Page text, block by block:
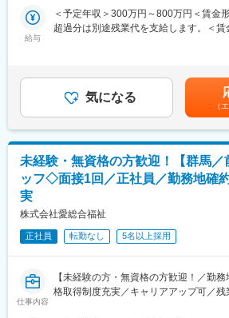
CADCAMなどの最新設備を活用した研
関われる点が特徴です。
・ご来社いただいた方やご自宅訪問での
・既成品やオーダーメイド義肢装具の研
・3DプリンターやCADCAM、
り
・AIを活用したシステム開発や業務効率
■扱うサービス
開発、既製品の改良
現場スタッフ、設計・開発担当、サポー
最新設備と技術を用いたモノづくりに
発やシステム構築にも挑戦できる環境
給与
＜予定年収＞300万円～800万円＜賃金
超過分は別途残業代を支給します。＜
気になる
（
未経験・無資格の方歓迎！【群馬／
ッフ◇面接1回／正社員／勤務地確
実
株式会社愛総合福祉
正社員 転勤なし 5名以上採用
仕事内容
【未経験の方・無資格の方歓迎！／勤
格取得制度充実／キャリアアップ可／